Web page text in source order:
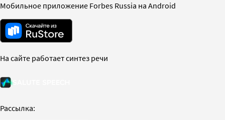
Мобильное приложение Forbes Russia на Android
На сайте работает синтез речи
Рассылка: